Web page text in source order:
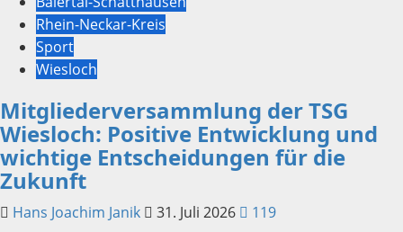
Rhein-Neckar-Kreis
Sport
Wiesloch
Mitgliederversammlung der TSG
Wiesloch: Positive Entwicklung und
wichtige Entscheidungen für die
Zukunft
Hans Joachim Janik 31. Juli 2026
119